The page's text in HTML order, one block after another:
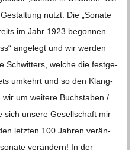
nutzt. Die „Sonate
im Jahr 1923 begon­nen
ange­legt und wir wer­den
Schwit­ters, wel­che die fest­ge­
umkehrt und so den Klang­
um wei­tere Buch­sta­ben /​​
sich unsere Gesell­schaft mir
letz­ten 100 Jah­ren ver­än­
ver­än­dern! In der